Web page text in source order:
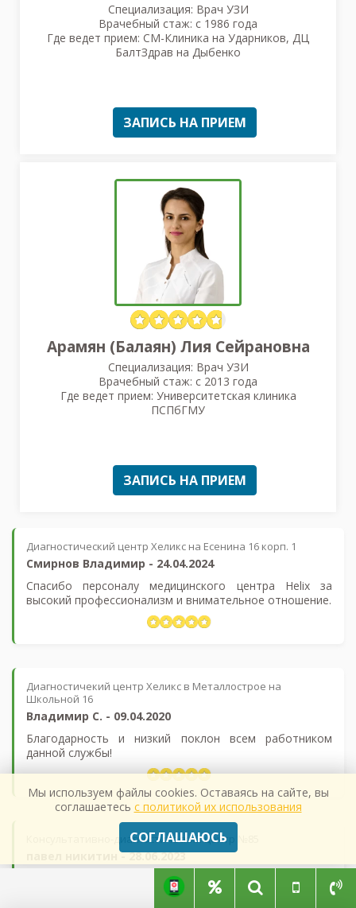
Специализация: Врач УЗИ
Врачебный стаж: с 1986 года
Где ведет прием: СМ-Клиника на Ударников, ДЦ
БалтЗдрав на Дыбенко
ЗАПИСЬ НА ПРИЕМ
Арамян (Балаян) Лия Сейрановна
Специализация: Врач УЗИ
Врачебный стаж: с 2013 года
Где ведет прием: Университетская клиника
ПСПбГМУ
ЗАПИСЬ НА ПРИЕМ
Диагностический центр Хеликс на Есенина 16 корп. 1
Смирнов Владимир - 24.04.2024
Спасибо персоналу медицинского центра Helix за
высокий профессионализм и внимательное отношение.
Диагностичекий центр Хеликс в Металлострое на
Школьной 16
Владимир С. - 09.04.2020
Благодарность и низкий поклон всем работником
данной службы!
Консультативно-диагностический центр №85
-28.06.2023
Хороший мебицинский центр,делаю тут Узи раз в
полгода,чистенько внутри,никаких очередей,красивые
Мы используем файлы cookies. Оставаясь на сайте, вы
соглашаетесь с политикой их использования
СОГЛАШАЮСЬ